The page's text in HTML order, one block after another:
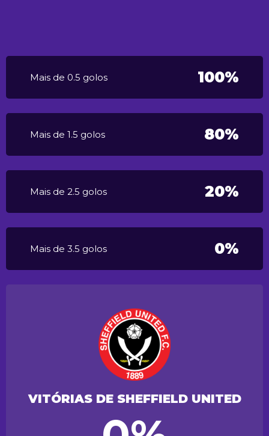
Mais de 0.5 golos 100%
Mais de 1.5 golos 80%
Mais de 2.5 golos 20%
Mais de 3.5 golos 0%
VITÓRIAS DE SHEFFIELD UNITED